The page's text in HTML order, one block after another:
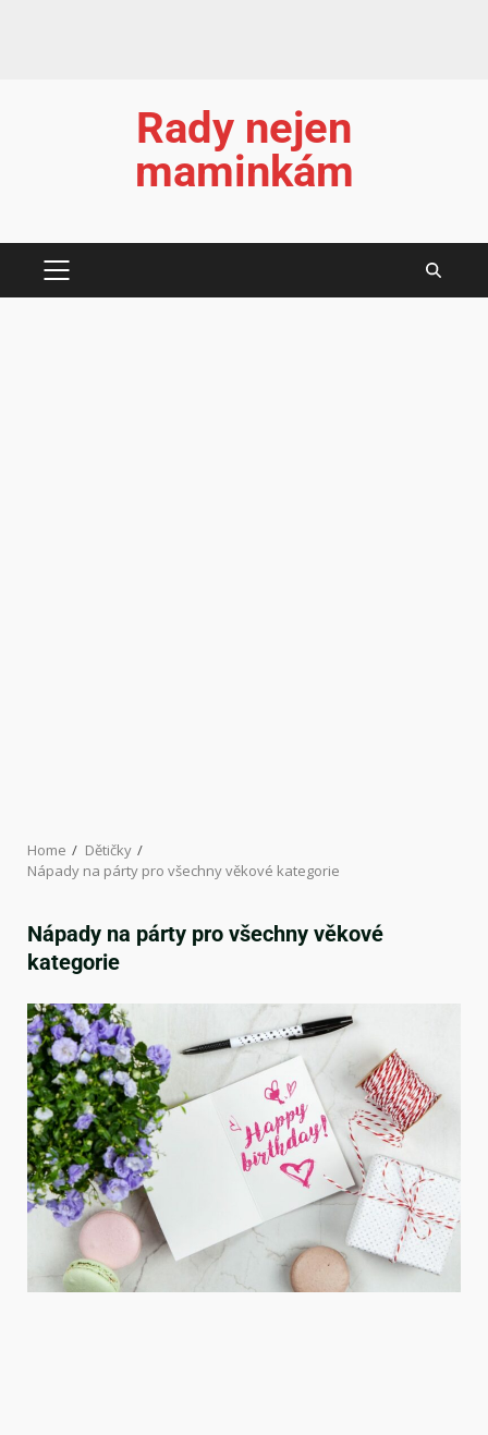
Rady nejen
maminkám
Home
Dětičky
Nápady na párty pro všechny věkové kategorie
Nápady na párty pro všechny věkové
kategorie